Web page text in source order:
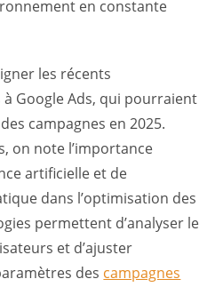
en constante
les récents
Google Ads, qui pourraient
campagnes en 2025.
on note l’importance
artificielle et de
dans l’optimisation des
permettent d’analyser le
et d’ajuster
des campagnes